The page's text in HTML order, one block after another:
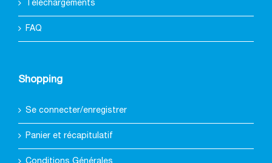
Téléchargements
FAQ
Shopping
Se connecter/enregistrer
Panier et récapitulatif